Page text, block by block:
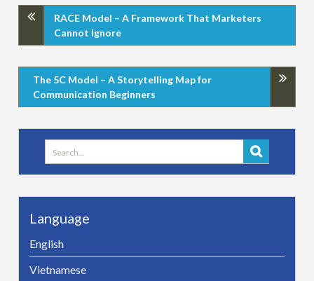
RACE Model – A Framework That Marketers
Cannot Ignore
The 5C Model – A Storytelling Map for
Communication Beginners
Search
for:
Language
English
Vietnamese